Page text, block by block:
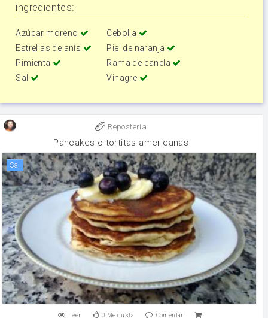
ingredientes:
Azúcar moreno
Cebolla
Estrellas de anís
Piel de naranja
Pimienta
Rama de canela
Sal
Vinagre
Reposteria
Pancakes o tortitas americanas
sal
Leer 0 Me gusta Comentar